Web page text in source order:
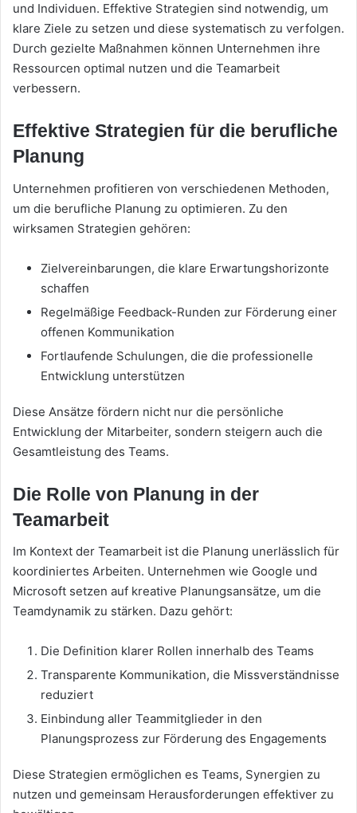
und Individuen. Effektive Strategien sind notwendig, um
klare Ziele zu setzen und diese systematisch zu verfolgen.
Durch gezielte Maßnahmen können Unternehmen ihre
Ressourcen optimal nutzen und die Teamarbeit
verbessern.
Effektive Strategien für die berufliche
Planung
Unternehmen profitieren von verschiedenen Methoden,
um die berufliche Planung zu optimieren. Zu den
wirksamen Strategien gehören:
Zielvereinbarungen, die klare Erwartungshorizonte
schaffen
Regelmäßige Feedback-Runden zur Förderung einer
offenen Kommunikation
Fortlaufende Schulungen, die die professionelle
Entwicklung unterstützen
Diese Ansätze fördern nicht nur die persönliche
Entwicklung der Mitarbeiter, sondern steigern auch die
Gesamtleistung des Teams.
Die Rolle von Planung in der
Teamarbeit
Im Kontext der Teamarbeit ist die Planung unerlässlich für
koordiniertes Arbeiten. Unternehmen wie Google und
Microsoft setzen auf kreative Planungsansätze, um die
Teamdynamik zu stärken. Dazu gehört:
Die Definition klarer Rollen innerhalb des Teams
Transparente Kommunikation, die Missverständnisse
reduziert
Einbindung aller Teammitglieder in den
Planungsprozess zur Förderung des Engagements
Diese Strategien ermöglichen es Teams, Synergien zu
nutzen und gemeinsam Herausforderungen effektiver zu